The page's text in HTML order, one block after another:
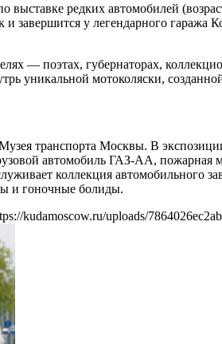
выставке редких автомобилей
завершится у легендарного гаража
— поэтах, губернаторах,
уникальной мотоколяски,
транспорта Москвы. В
автомобиль ГАЗ-АА,
коллекция автомобильного
и гоночные болиды.
kudamoscow.ru/uploads/